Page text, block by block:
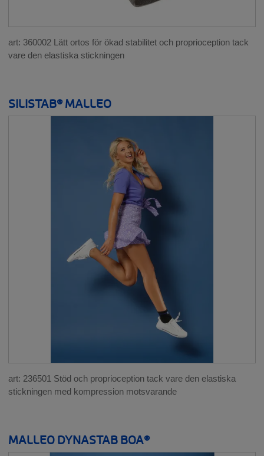
art: 360002 Lätt ortos för ökad stabilitet och proprioception tack
vare den elastiska stickningen
SILISTAB® MALLEO
art: 236501 Stöd och proprioception tack vare den elastiska
stickningen med kompression motsvarande
MALLEO DYNASTAB BOA®